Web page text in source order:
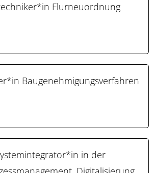
Flurneuordnung
Baugenehmigungsverfahren
in der